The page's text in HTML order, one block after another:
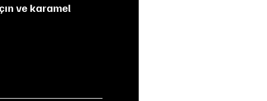
ve karamel